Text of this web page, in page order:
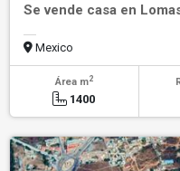
Se vende casa en
Mexico
Área m2
1400